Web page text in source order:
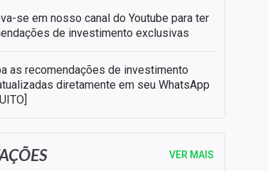
se em nosso canal do Youtube para ter
de investimento exclusivas
as recomendações de investimento
diretamente em seu WhatsApp
VER MAIS